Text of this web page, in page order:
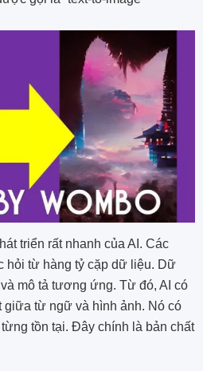
triển rất nhanh của AI. Các
hỏi từ hàng tỷ cặp dữ liệu. Dữ
mô tả tương ứng. Từ đó, AI có
từ ngữ và hình ảnh. Nó có
tồn tại. Đây chính là bản chất